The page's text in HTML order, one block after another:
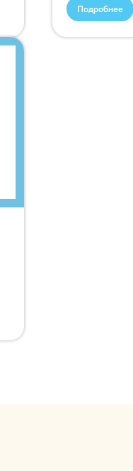
Подробнее